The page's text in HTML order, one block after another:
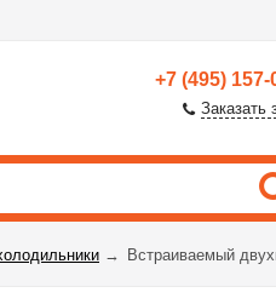
+7 (495) 157-
Заказать
→ Встраиваемый